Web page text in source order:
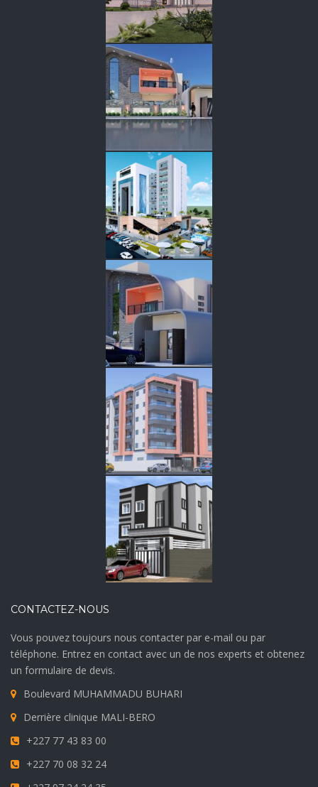
CONTACTEZ-NOUS
Vous pouvez toujours nous contacter par e-mail ou par
téléphone. Entrez en contact avec un de nos experts et obtenez
un formulaire de devis.
Boulevard MUHAMMADU BUHARI
Derrière clinique MALI-BERO
+227 77 43 83 00
+227 70 08 32 24